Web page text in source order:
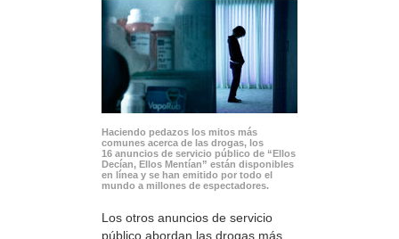
Haciendo pedazos los mitos más
comunes acerca de las drogas, los
16 anuncios de servicio público de “Ellos
Decían, Ellos Mentían” están disponibles
en línea y se han emitido por todo el
mundo a millones de espectadores.
Los otros anuncios de servicio
público abordan las drogas más